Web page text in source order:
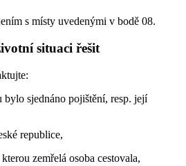
s místy uvedenými v bodě 08.
situaci řešit
sjednáno pojištění, resp. její
republice,
zemřelá osoba cestovala,